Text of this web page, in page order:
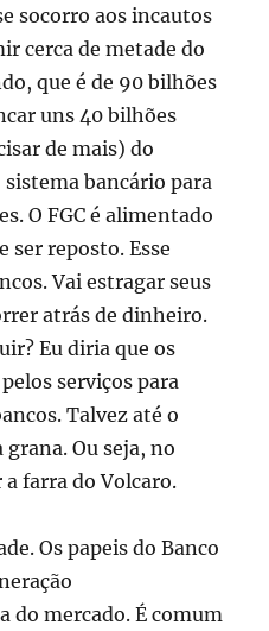
socorro aos incautos
cerca de metade do
que é de 90 bilhões
uns 40 bilhões
de mais) do
bancário para
O FGC é alimentado
ser reposto. Esse
Vai estragar seus
atrás de dinheiro.
Eu diria que os
serviços para
Talvez até o
Ou seja, no
farra do Volcaro.
Os papeis do Banco
do mercado. É comum